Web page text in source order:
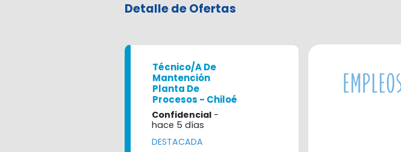
Detalle de Ofertas
Técnico/a De
Mantención
Planta De
Procesos - Chiloé
Confidencial -
hace 5 días
DESTACADA